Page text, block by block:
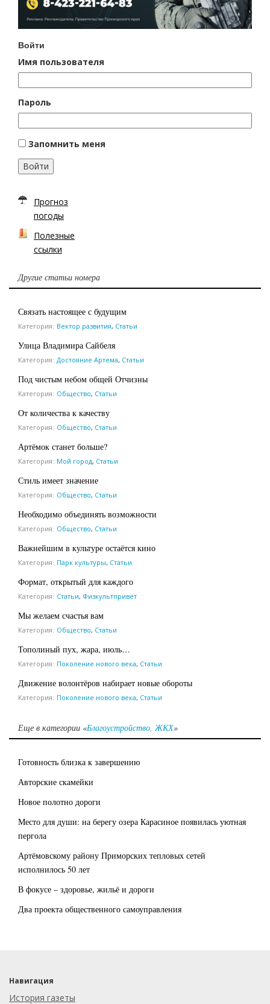
Войти
Имя пользователя
Пароль
Запомнить меня
Войти
Прогноз
погоды
Полезные
ссылки
Другие статьи номера
Связать настоящее с будущим
Категория: Вектор развития, Статьи
Улица Владимира Сайбеля
Категория: Достояние Артема, Статьи
Под чистым небом общей Отчизны
Категория: Общество, Статьи
От количества к качеству
Категория: Общество, Статьи
Артёмок станет больше?
Категория: Мой город, Статьи
Стиль имеет значение
Категория: Общество, Статьи
Необходимо объединять возможности
Категория: Общество, Статьи
Важнейшим в культуре остаётся кино
Категория: Парк культуры, Статьи
Формат, открытый для каждого
Категория: Статьи, Физкультпривет
Мы желаем счастья вам
Категория: Общество, Статьи
Тополиный пух, жара, июль…
Категория: Поколение нового века, Статьи
Движение волонтёров набирает новые обороты
Категория: Поколение нового века, Статьи
Еще в категории «Благоустройство, ЖКХ»
Готовность близка к завершению
Авторские скамейки
Новое полотно дороги
Место для души: на берегу озера Карасиное появилась уютная
пергола
Артёмовскому району Приморских тепловых сетей
исполнилось 50 лет
В фокусе – здоровье, жильё и дороги
Два проекта общественного самоуправления
Навигация
История газеты